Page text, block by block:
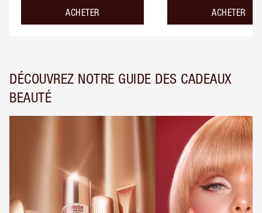
ACHETER ACHETER
DÉCOUVREZ NOTRE GUIDE DES CADEAUX
BEAUTÉ